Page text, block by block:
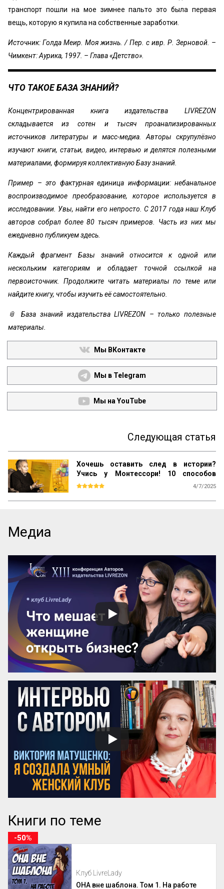
транспорт пошли на мое зимнее пальто это была первая
вещь, которую я купила на собственные заработки.
Источник: Голда Меир. Моя жизнь. / Пер. с ивр. Р. Зерновой. –
Чимкент: Аурика, 1997. – Глава «‎Детство».
ЧТО ТАКОЕ БАЗА ЗНАНИЙ?
Концентрированная книга издательства LIVREZON
складывается из сотен и тысяч проанализированных
источников литературы и масс-медиа. Авторы скрупулёзно
изучают книги, статьи, видео, интервью и делятся полезными
материалами, формируя коллективную Базу знаний.
Пример – это фактурная единица информации: небанальное
воспроизводимое преобразование, которое используется в
исследовании. Увы, найти его непросто. С 2017 года наш Клуб
авторов собрал более 80 тысяч примеров. Часть из них мы
ежедневно публикуем здесь.
Каждый фрагмент Базы знаний относится к одной или
нескольким категориям и обладает точной ссылкой на
первоисточник. Продолжите читать материалы по теме или
найдите книгу, чтобы изучить её самостоятельно.
📎 База знаний издательства LIVREZON – только полезные
материалы.
Мы ВКонтакте
Мы в Telegram
Мы на YouTube
Следующая статья
Хочешь оставить след в истории?
Учись у Монтессори! 10 способов
сохранить наследие
4/7/2025
можно найти, изучив опыт Марии
Монтессори — педагога, который не
только разработал уникальную систему
воспитания, но и создал механизм её
сохранения и развития по всему миру.
Эти вопросы особенно актуальны для
женщин-новаторов, которые
разрабатывают авторские методики, но
сталкиваются с трудностями в их
продвижении и институ...
Медиа
Книги по теме
Клуб LivreLady
ОНА вне шаблона. Том 1. На работе
-50%